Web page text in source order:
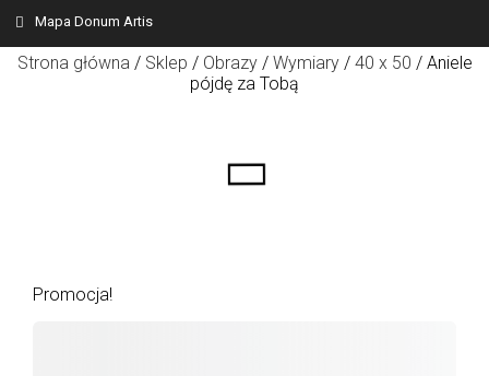
Mapa Donum Artis
Strona główna/ Sklep / Obrazy/ Wymiary/ 40 x 50 / Aniele
pójdę za Tobą
Promocja!